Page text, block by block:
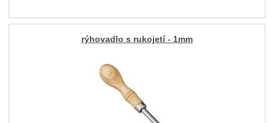
rýhovadlo s rukojetí - 1mm